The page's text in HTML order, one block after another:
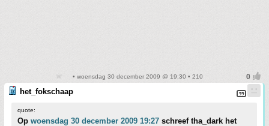
• woensdag 30 december 2009 @ 19:30 • 210
het_fokschaap
quote:
Op woensdag 30 december 2009 19:27 schreef tha_dark het